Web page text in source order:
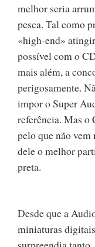
melhor seria
pesca. Tal como
«high-end»
possível com o
mais além, a
perigosamente.
impor o Super
referência. Mas o
pelo que não
dele o melhor
preta.
Desde que a
miniaturas